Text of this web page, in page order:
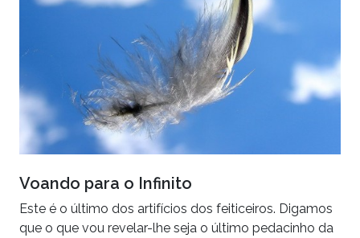
Voando para o Infinito
Este é o último dos artifícios dos feiticeiros. Digamos
que o que vou revelar-lhe seja o último pedacinho da